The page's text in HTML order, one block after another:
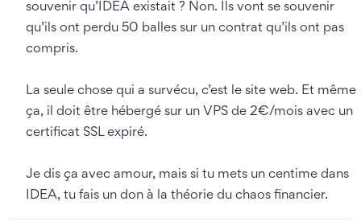
souvenir qu’IDEA existait ? Non. Ils vont se souvenir
qu’ils ont perdu 50 balles sur un contrat qu’ils ont pas
compris.
La seule chose qui a survécu, c’est le site web. Et même
ça, il doit être hébergé sur un VPS de 2€/mois avec un
certificat SSL expiré.
Je dis ça avec amour, mais si tu mets un centime dans
IDEA, tu fais un don à la théorie du chaos financier.